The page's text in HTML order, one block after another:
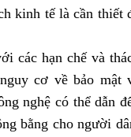
kinh tế là cần thiết
các hạn chế và
cơ về bảo mật
nghệ có thể dẫn
bằng cho người